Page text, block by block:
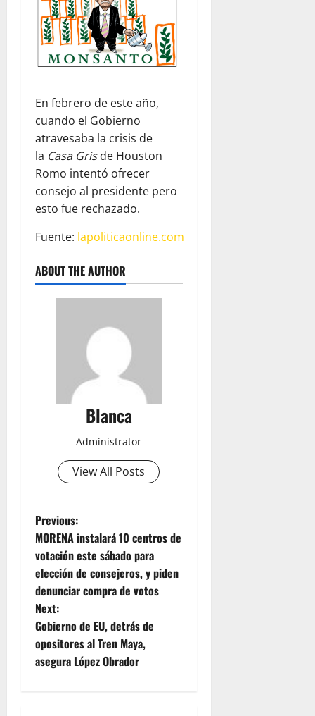
En febrero de este año,
cuando el Gobierno
atravesaba la crisis de
la Casa Grisde Houston
Romo intentó ofrecer
consejo al presidente pero
esto fue rechazado.
Fuente: lapoliticaonline.com
ABOUT THE AUTHOR
Blanca
Administrator
View All Posts
P
o
s
t
n
a
Previous:
MORENA instalará 10 centros de
votación este sábado para
elección de consejeros, y piden
denunciar compra de votos
Next:
Gobierno de EU, detrás de
opositores al Tren Maya,
asegura López Obrador